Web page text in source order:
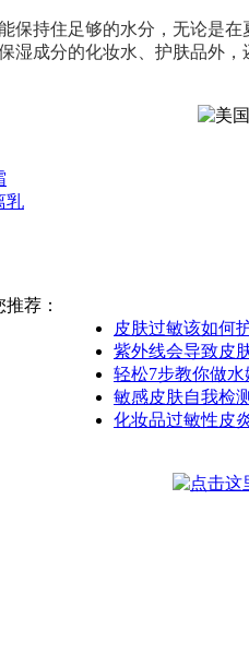
保持住足够的水分，无论是
湿成分的化妆水、护肤品外
乳
荐：
皮肤过敏该如何
紫外线会导致皮
轻松7步教你做水
敏感皮肤自我检
化妆品过敏性皮